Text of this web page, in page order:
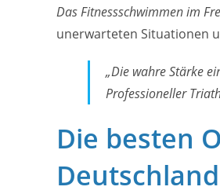
Das Fitnessschwimmen im
unerwarteten Situationen
„Die wahre Stärke
Professioneller
Die besten
Deutschland